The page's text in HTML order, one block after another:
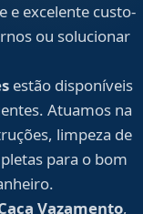
e excelente custo-
ou solucionar
estão disponíveis
Atuamos na
limpeza de
para o bom
Vazamento,